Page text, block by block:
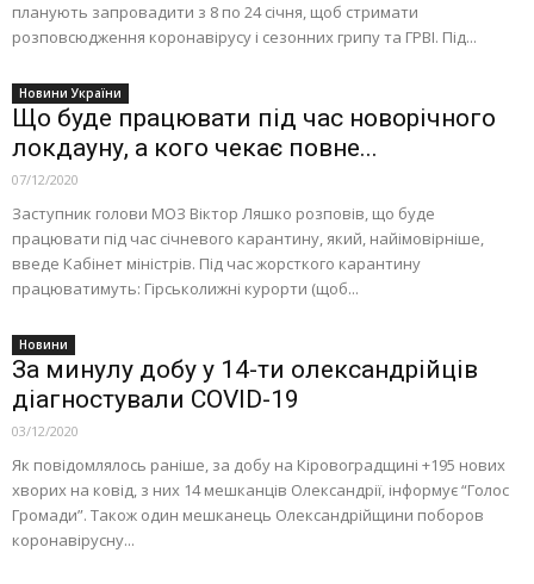
планують запровадити з 8 по 24 січня, щоб стримaти
розповсюдження коронaвірусу і сезонних грипу тa ГРВІ. Під...
Новини України
Що буде працювати під час новорічного
локдауну, а кого чекає повне...
07/12/2020
Заступник голови МОЗ Віктор Ляшко розповів, що буде
працювати під час січневого карантину, який, найімовірніше,
введе Кабінет міністрів. Під час жорсткого карантину
працюватимуть: Гірськолижні курорти (щоб...
Новини
За минулу добу у 14-ти олександрійців
діагностували COVID-19
03/12/2020
Як повідомлялось раніше, за добу на Кіровоградщині +195 нових
хворих на ковід, з них 14 мешканців Олександрії, інформує “Голос
Громади”. Також один мешканець Олександрійщини поборов
коронавірусну...